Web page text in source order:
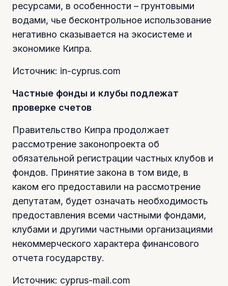
ресурсами, в особенности – грунтовыми
водами, чье бесконтрольное использование
негативно сказывается на экосистеме и
экономике Кипра.
Источник: in-cyprus.com
Частные фонды и клубы подлежат
проверке счетов
Правительство Кипра продолжает
рассмотрение законопроекта об
обязательной регистрации частных клубов и
фондов. Принятие закона в том виде, в
каком его предоставили на рассмотрение
депутатам, будет означать необходимость
предоставления всеми частными фондами,
клубами и другими частными организациями
некоммерческого характера финансового
отчета государству.
Источник: cyprus-mail.com